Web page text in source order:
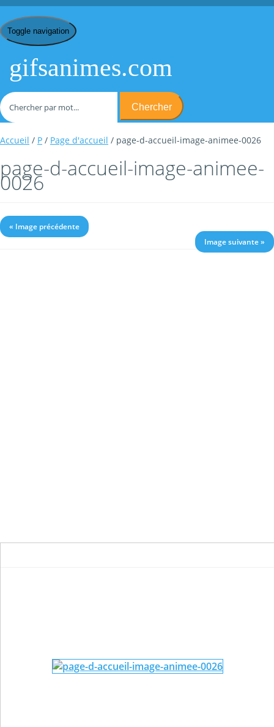
Toggle navigation
gifsanimes.com
Chercher
Accueil / P / Page d'accueil / page-d-accueil-image-animee-0026
page-d-accueil-image-animee-
0026
« Image précédente
Image suivante »